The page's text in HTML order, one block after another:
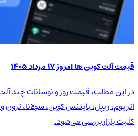
قیمت آلت کوین ها امروز ۱۷ مرداد ۱۴۰۵
در این مطلب، قیمت روز و نوسانات چند
اتریوم، ریپل، بایننس کوین، سولانا، ترون و
کلیت بازار بررسی می‌شود.